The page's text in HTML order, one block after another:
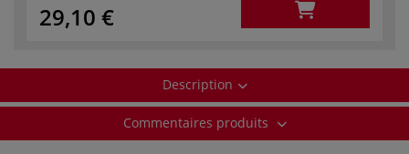
29,10 €
Description
Commentaires produits